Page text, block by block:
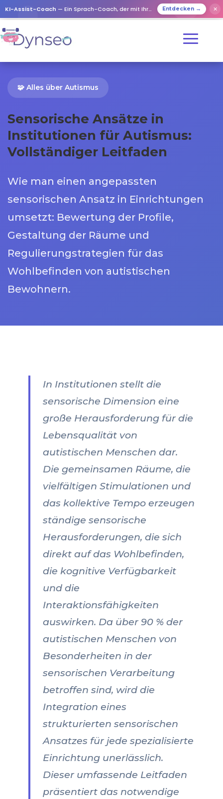
KI-Assist-Coach — Ein Sprach-Coach, der mit Ihren Lieben spielt Entdecken → ✕
🧩 Alles über Autismus
Sensorische Ansätze in
Institutionen für Autismus:
Vollständiger Leitfaden
Wie man einen angepassten
sensorischen Ansatz in Einrichtungen
umsetzt: Bewertung der Profile,
Gestaltung der Räume und
Regulierungstrategien für das
Wohlbefinden von autistischen
Bewohnern.
In Institutionen stellt die
sensorische Dimension eine
große Herausforderung für die
Lebensqualität von
autistischen Menschen dar.
Die gemeinsamen Räume, die
vielfältigen Stimulationen und
das kollektive Tempo erzeugen
ständige sensorische
Herausforderungen, die sich
direkt auf das Wohlbefinden,
die kognitive Verfügbarkeit
und die
Interaktionsfähigkeiten
auswirken. Da über 90 % der
autistischen Menschen von
Besonderheiten in der
sensorischen Verarbeitung
betroffen sind, wird die
Integration eines
strukturierten sensorischen
Ansatzes für jede spezialisierte
Einrichtung unerlässlich.
Dieser umfassende Leitfaden
präsentiert das notwendige